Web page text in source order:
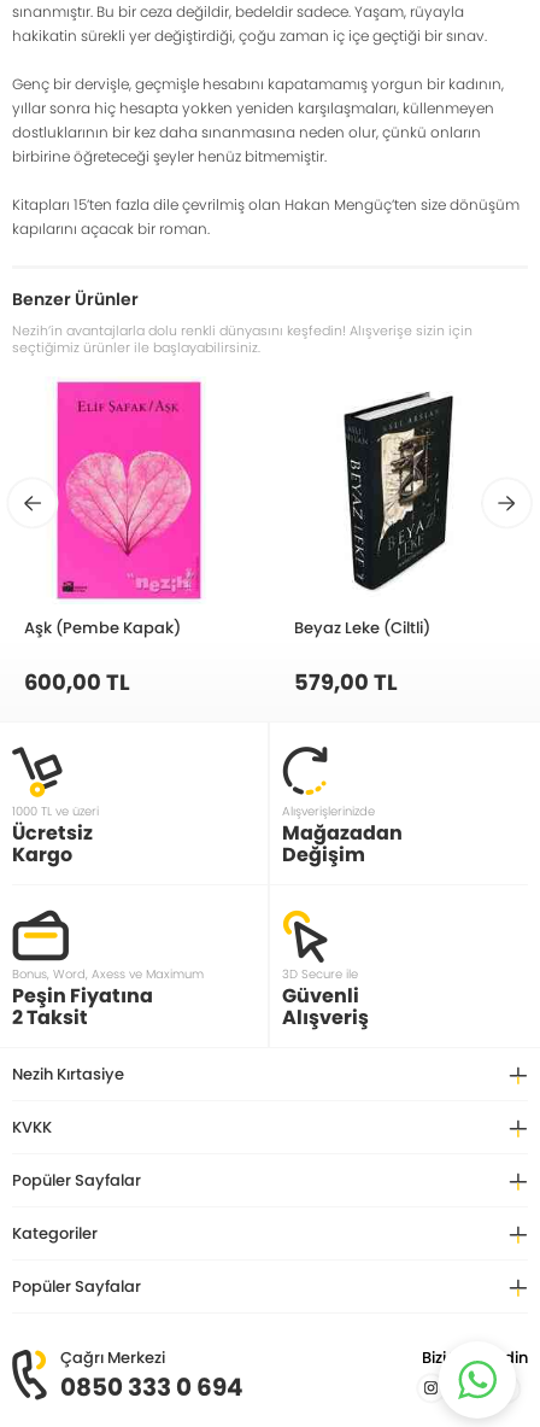
sınanmıştır. Bu bir ceza değildir, bedeldir sadece. Yaşam, rüyayla
hakikatin sürekli yer değiştirdiği, çoğu zaman iç içe geçtiği bir sınav.
Genç bir dervişle, geçmişle hesabını kapatamamış yorgun bir kadının,
yıllar sonra hiç hesapta yokken yeniden karşılaşmaları, küllenmeyen
dostluklarının bir kez daha sınanmasına neden olur, çünkü onların
birbirine öğreteceği şeyler henüz bitmemiştir.
Kitapları 15’ten fazla dile çevrilmiş olan Hakan Mengüç’ten size dönüşüm
kapılarını açacak bir roman.
Benzer Ürünler
Nezih’in avantajlarla dolu renkli dünyasını keşfedin! Alışverişe sizin için
seçtiğimiz ürünler ile başlayabilirsiniz.
Aşk (Pembe Kapak)
600,00 TL
Beyaz Leke (Ciltli)
579,00 TL
1000 TL ve üzeri
Ücretsiz
Kargo
Alışverişlerinizde
Mağazadan
Değişim
Bonus, Word, Axess ve Maximum
Peşin Fiyatına
2 Taksit
3D Secure ile
Güvenli
Alışveriş
Nezih Kırtasiye
KVKK
Popüler Sayfalar
Kategoriler
Popüler Sayfalar
Çağrı Merkezi
0850 333 0 694
Bizi Takip Edin